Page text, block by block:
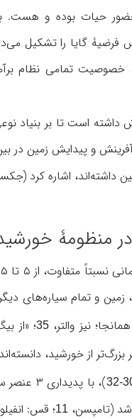
حیات بوده و هست.
فرضیۀ گایا را تشکیل
تمامی نظام
داشته است تا بر بنیاد
و پیدایش زمین در بین
داشته‌اند، اشاره کرد
منظومۀ
را فرض کرده‌اند (ازجمله، قس: اَنفیلوگوف،
زمین و تمام سیاره‌های
نیز والتر،35؛ «از
30-
)، با
شد (تامپسن،11؛ قس: